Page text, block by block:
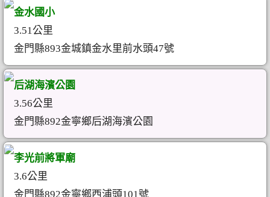
金水國小
3.51公里
金門縣893金城鎮金水里前水頭47號
后湖海濱公園
3.56公里
金門縣892金寧鄉后湖海濱公園
李光前將軍廟
3.6公里
金門縣892金寧鄉西浦頭101號